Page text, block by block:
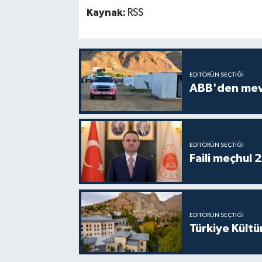
Kaynak: RSS
EDITÖRÜN SEÇTIĞI
ABB'den
EDITÖRÜN SEÇTIĞI
Faili meçhul
EDITÖRÜN SEÇTIĞI
Türkiye